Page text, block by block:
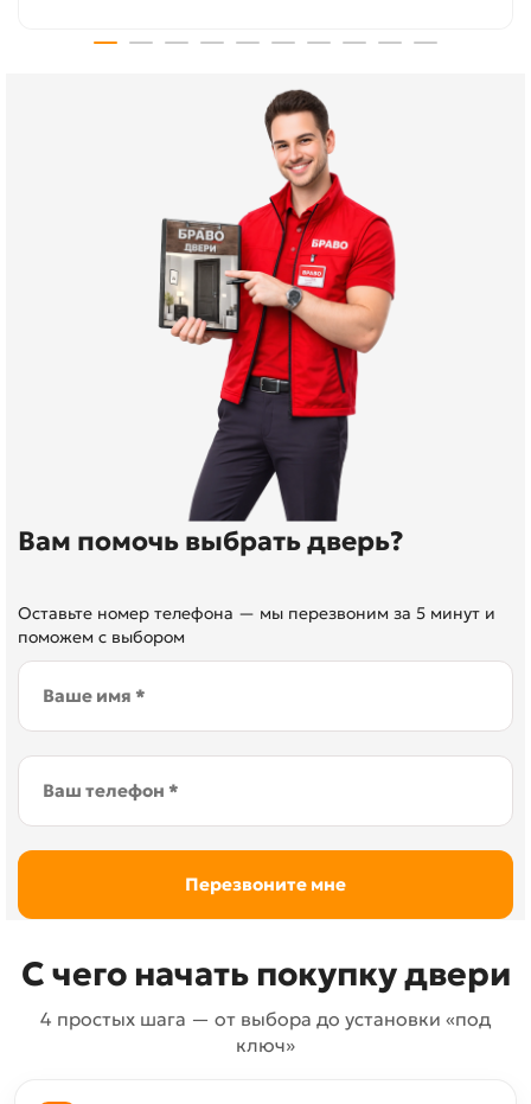
Вам помочь выбрать дверь?
Оставьте номер телефона — мы перезвоним за 5 минут и
поможем с выбором
С чего начать покупку двери
4 простых шага — от выбора до установки «под
ключ»